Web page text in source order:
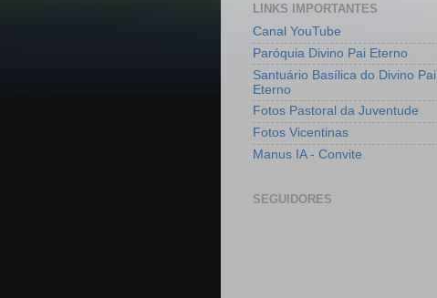
LINKS IMPORTANTES
Canal YouTube
Paróquia Divino Pai Eterno
Santuário Basílica do Divino Pai
Eterno
Fotos Pastoral da Juventude
Fotos Vicentinas
Manus IA - Convite
SEGUIDORES